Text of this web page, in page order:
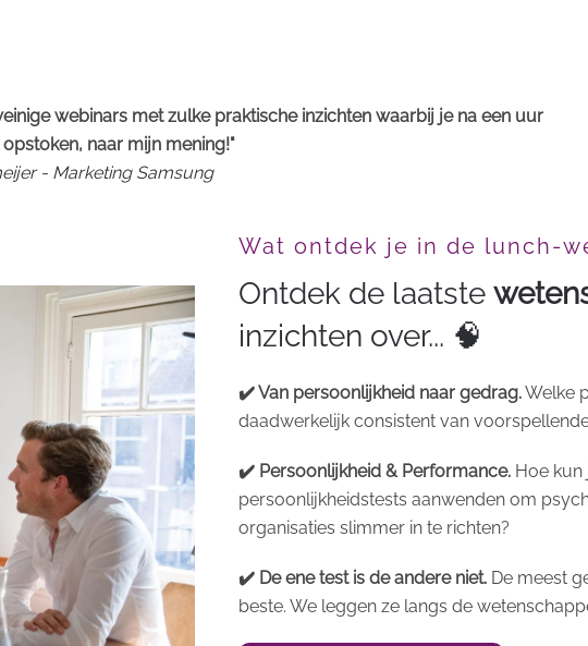
webinars met zulke praktische inzichten waarbij je na een uur
naar mijn mening!"
- Marketing Samsung
Wat ontdek je in de lunch-
Ontdek de laatste
inzichten over... 🧠
✔️ Van persoonlijkheid naar gedrag.Welke
daadwerkelijk consistent van
✔️ Persoonlijkheid & Performance. Hoe kun
persoonlijkheidstests aanwenden om
organisaties slimmer in te richten?
✔️ De ene test is de andere niet. De meest
beste. We leggen ze langs de